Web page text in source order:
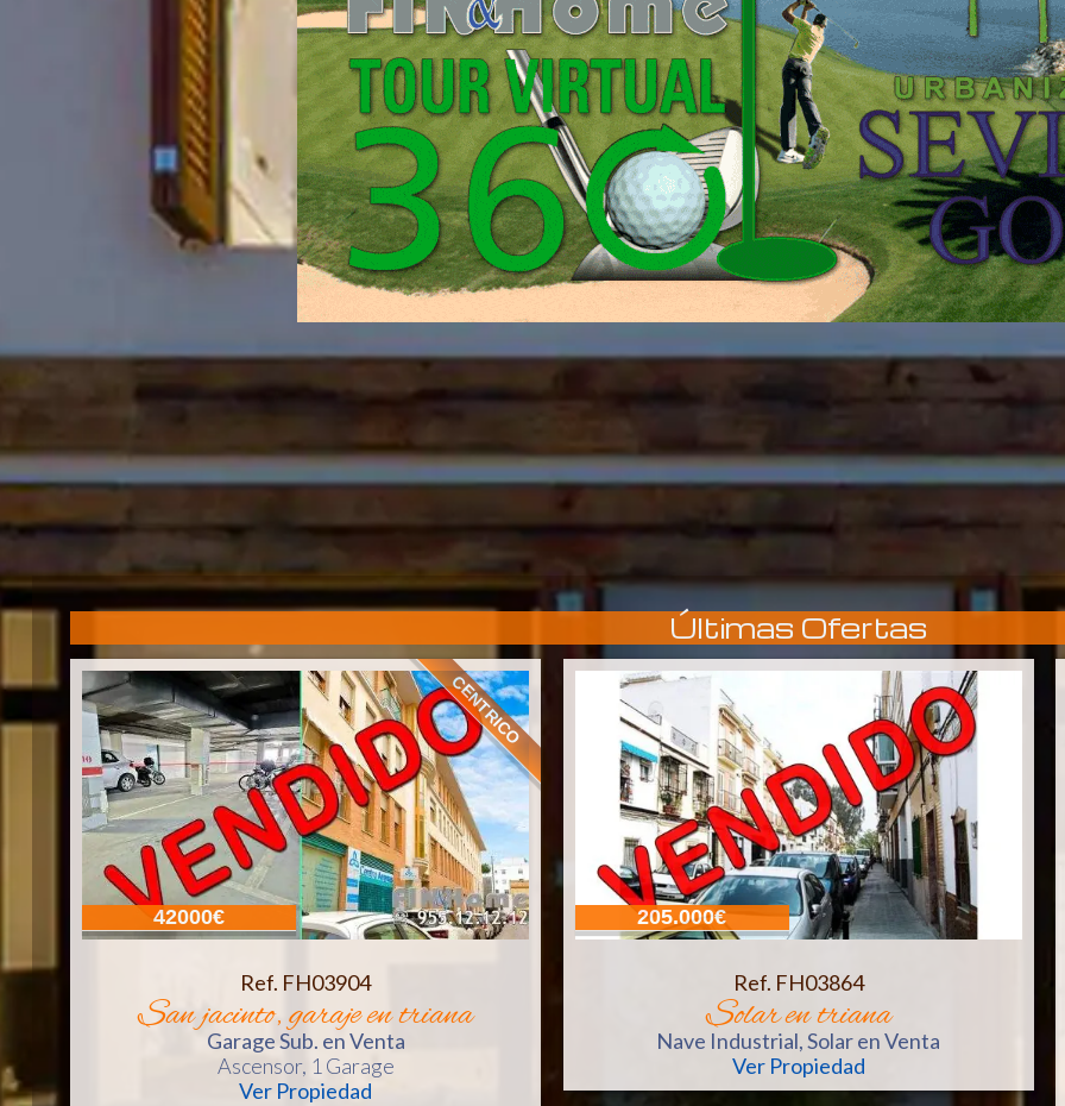
Últimas Ofertas
42000€
CENTRICO
Ref. FH03904
san jacinto, garaje en triana
Garage Sub. en Venta
Ascensor, 1 Garage
Ver Propiedad
205.000€
Ref. FH03864
solar en triana
Nave Industrial, Solaren Venta
Ver Propiedad